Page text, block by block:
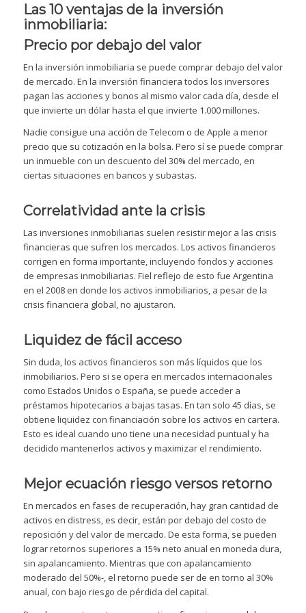
Las 10 ventajas de la inversión
inmobiliaria:
Precio por debajo del valor
En la inversión inmobiliaria se puede comprar debajo del valor
de mercado. En la inversión financiera todos los inversores
pagan las acciones y bonos al mismo valor cada día, desde el
que invierte un dólar hasta el que invierte 1.000 millones.
Nadie consigue una acción de Telecom o de Apple a menor
precio que su cotización en la bolsa. Pero sí se puede comprar
un inmueble con un descuento del 30% del mercado, en
ciertas situaciones en bancos y subastas.
Correlatividad ante la crisis
Las inversiones inmobiliarias suelen resistir mejor a las crisis
financieras que sufren los mercados. Los activos financieros
corrigen en forma importante, incluyendo fondos y acciones
de empresas inmobiliarias. Fiel reflejo de esto fue Argentina
en el 2008 en donde los activos inmobiliarios, a pesar de la
crisis financiera global, no ajustaron.
Liquidez de fácil acceso
Sin duda, los activos financieros son más líquidos que los
inmobiliarios. Pero si se opera en mercados internacionales
como Estados Unidos o España, se puede acceder a
préstamos hipotecarios a bajas tasas. En tan solo 45 días, se
obtiene liquidez con financiación sobre los activos en cartera.
Esto es ideal cuando uno tiene una necesidad puntual y ha
decidido mantenerlos activos y maximizar el rendimiento.
Mejor ecuación riesgo versos retorno
En mercados en fases de recuperación, hay gran cantidad de
activos en distress, es decir, están por debajo del costo de
reposición y del valor de mercado. De esta forma, se pueden
lograr retornos superiores a 15% neto anual en moneda dura,
sin apalancamiento. Mientras que con apalancamiento
moderado del 50%-, el retorno puede ser de en torno al 30%
anual, con bajo riesgo de pérdida del capital.